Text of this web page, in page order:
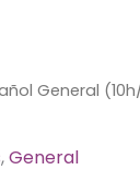
General
,General